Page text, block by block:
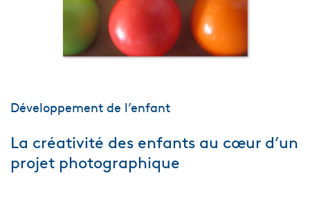
Développement de l’enfant
La créativité des enfants au cœur d’un
projet photographique